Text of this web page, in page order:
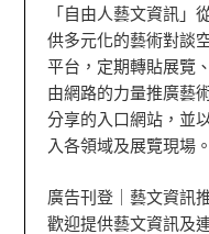
「自由人藝文資訊
供多元化的藝術對談
平台，定期轉貼展覽
由網路的力量推廣藝
分享的入口網站，並
入各領域及展覽現場。
廣告刊登｜藝文資訊
歡迎提供藝文資訊及